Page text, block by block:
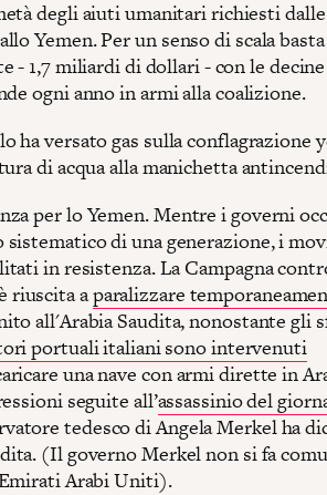
degli aiuti umanitari richiesti
Yemen. Per un senso di scala basta
- 1,7 miliardi di dollari - con le
ogni anno in armi alla coalizione.
ha versato gas sulla conflagrazione
di acqua alla manichetta
per lo Yemen. Mentre i governi
sistematico di una generazione, i
in resistenza. La Campagna
riuscita aparalizzare
all'Arabia Saudita, nonostante gli
portuali italiani sono intervenuti
una nave con armi dirette in
seguite all’assassinio del
tedesco di Angela Merkel ha
(Il governo Merkel non si fa
Arabi Uniti).